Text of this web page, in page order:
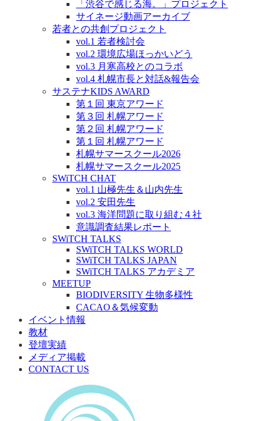
「渋谷で感じる海。」プロジェクト
サイネージ動画アーカイブ
若者との共創プロジェクト
vol.1 若者検討会
vol.2 環境広場ほっかいどう
vol.3 月寒高校とのコラボ
vol.4 札幌市長と対話&報告会
サステナKIDS AWARD
第１回 東京アワード
第３回 札幌アワード
第２回 札幌アワード
第１回 札幌アワード
札幌サマースクール2026
札幌サマースクール2025
SWiTCH CHAT
vol.1 山極先生＆山内先生
vol.2 安田先生
vol.3 海洋問題に取り組む４社
意識調査結果レポート
SWiTCH TALKS
SWiTCH TALKS WORLD
SWiTCH TALKS JAPAN
SWiTCH TALKS アカデミア
MEETUP
BIODIVERSITY 生物多様性
CACAO＆気候変動
イベント情報
教材
登壇実績
メディア掲載
CONTACT US